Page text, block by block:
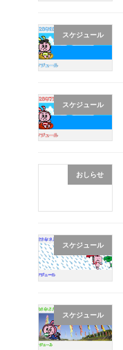
スケジュール
スケジュール
おしらせ
スケジュール
スケジュール